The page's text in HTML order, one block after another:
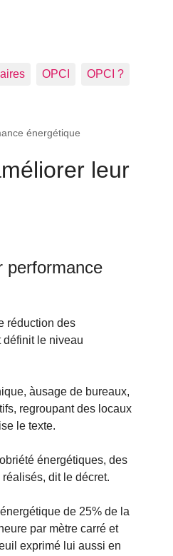
OPCI OPCI ?
énergétique
leur
performance
réduction des
définit le niveau
àusage de bureaux,
regroupant des locaux
le texte.
énergétiques, des
dit le décret.
de 25% de la
par mètre carré et
exprimé lui aussi en